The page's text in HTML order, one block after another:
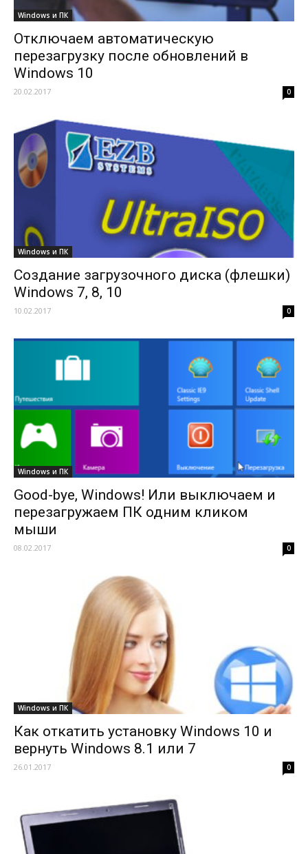
Windows и ПК
Отключаем автоматическую
перезагрузку после обновлений в
Windows 10
20.02.2017 0
Windows и ПК
Создание загрузочного диска (флешки)
Windows 7, 8, 10
10.02.2017 0
Windows и ПК
Good-bye, Windows! Или выключаем и
перезагружаем ПК одним кликом
мыши
08.02.2017 0
Windows и ПК
Как откатить установку Windows 10 и
вернуть Windows 8.1 или 7
26.01.2017 0